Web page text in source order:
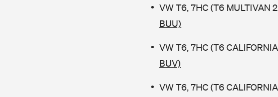
VW T6, 7HC (T6 MULTIVAN
BUU)
VW T6, 7HC (T6
BUV)
VW T6, 7HC (T6